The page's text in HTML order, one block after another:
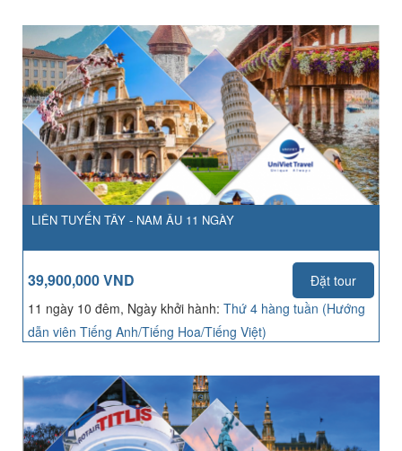
LIÊN TUYẾN TÂY - NAM ÂU 11 NGÀY
39,900,000 VND
Đặt tour
11 ngày 10 đêm, Ngày khởi hành: Thứ 4 hàng tuần (Hướng
dẫn viên Tiếng Anh/Tiếng Hoa/Tiếng Việt)